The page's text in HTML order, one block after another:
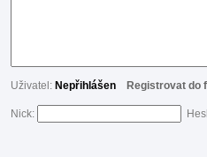
Uživatel: Nepřihlášen Registrovat do
Nick: